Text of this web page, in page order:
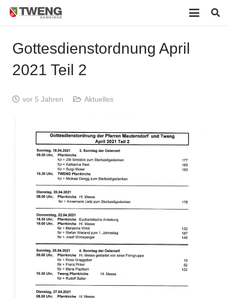
Gottesdienstordnung April
2021 Teil 2
vor 5 Jahren Aktuelles